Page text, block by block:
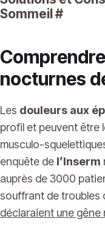
Sommeil#
nocturnes
Les douleurs aux
profil et peuvent être
musculo-
enquête de l’Inserm
auprès de 3000
souffrant de troubles
déclaraient une gêne